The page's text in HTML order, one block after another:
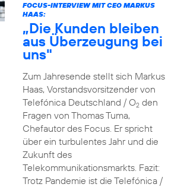
FOCUS-INTERVIEW MIT CEO MARKUS
HAAS:
„Die Kunden bleiben
aus Überzeugung bei
uns"
Zum Jahresende stellt sich Markus
Haas, Vorstandsvorsitzender von
Telefónica Deutschland / O2den
Fragen von Thomas Tuma,
Chefautor des Focus. Er spricht
über ein turbulentes Jahr und die
Zukunft des
Telekommunikationsmarkts. Fazit:
Trotz Pandemie ist die Telefónica /